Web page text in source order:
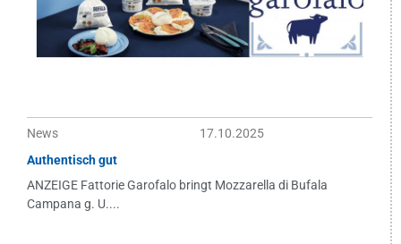
News
17.10.2025
Authentisch gut
ANZEIGE Fattorie Garofalo bringt Mozzarella di Bufala
Campana g. U....